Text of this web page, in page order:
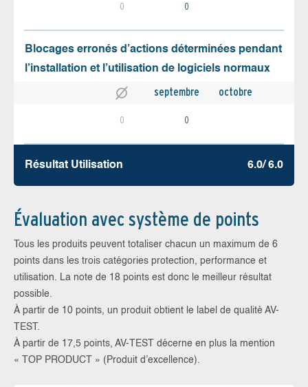
0 0
Blocages erronés d’actions déterminées pendant
l’installation et l’utilisation de logiciels normaux
septembre octobre
0 0
Résultat Utilisation 6.0/ 6.0
Évaluation avec système de points
Tous les produits peuvent totaliser chacun un maximum de 6
points dans les trois catégories protection, performance et
utilisation. La note de 18 points est donc le meilleur résultat
possible.
À partir de 10 points, un produit obtient le label de qualité AV-
TEST.
À partir de 17,5 points, AV-TEST décerne en plus la mention
« TOP PRODUCT » (Produit d’excellence).